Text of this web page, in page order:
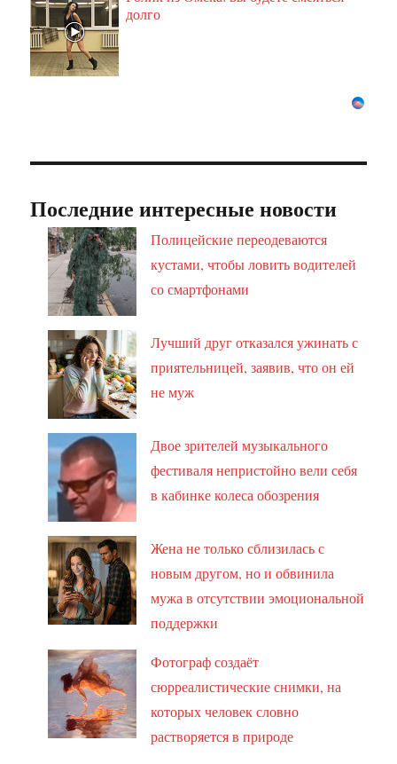
долго
Последние интересные новости
Полицейские переодеваются
кустами, чтобы ловить водителей
со смартфонами
Лучший друг отказался ужинать с
приятельницей, заявив, что он ей
не муж
Двое зрителей музыкального
фестиваля непристойно вели себя
в кабинке колеса обозрения
Жена не только сблизилась с
новым другом, но и обвинила
мужа в отсутствии эмоциональной
поддержки
Фотограф создаёт
сюрреалистические снимки, на
которых человек словно
растворяется в природе